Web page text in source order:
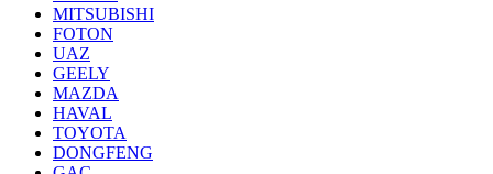
MITSUBISHI
FOTON
UAZ
GEELY
MAZDA
HAVAL
TOYOTA
DONGFENG